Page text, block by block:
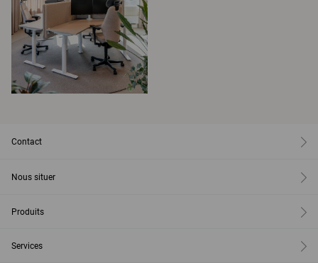
Contact
Nous situer
Produits
Services